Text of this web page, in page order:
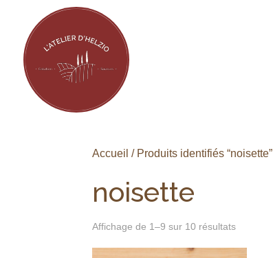
Accueil / Produits identifiés “noisette”
noisette
Affichage de 1–9 sur 10 résultats